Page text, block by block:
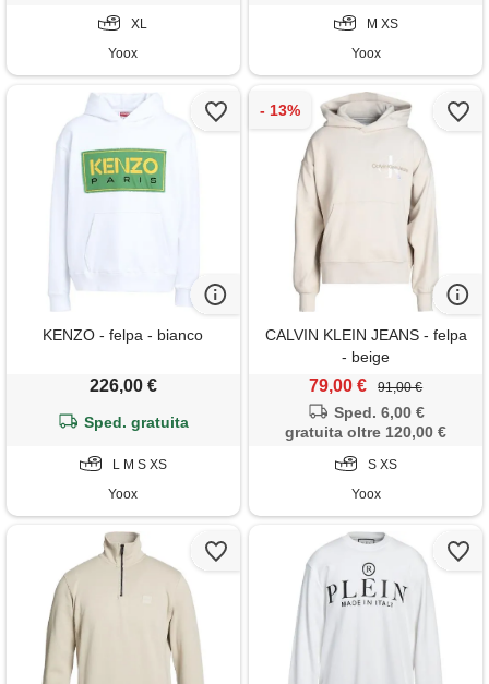
XL
Yoox
M XS
Yoox
KENZO - felpa - bianco
226,00 €
Sped. gratuita
L M S XS
Yoox
CALVIN KLEIN JEANS - felpa
- beige
79,00 € 91,00 €
Sped. 6,00 €
gratuita oltre 120,00 €
S XS
Yoox